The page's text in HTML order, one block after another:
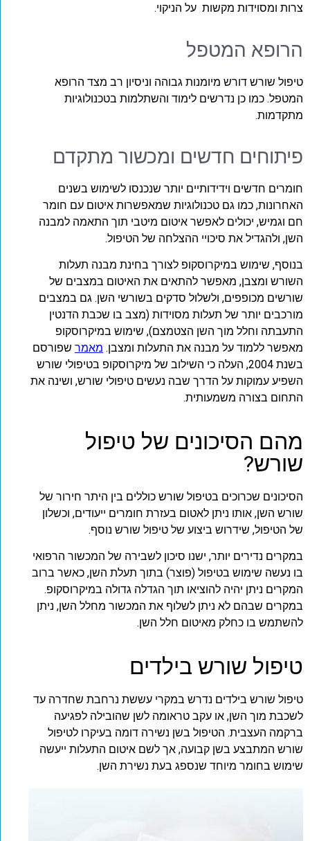
צרות ומסוידות מקשות על הניקוי.
הרופא המטפל
טיפול שורש דורש מיומנות גבוהה וניסיון רב מצד הרופא
המטפל. כמו כן נדרשים לימוד והשתלמות בטכנולוגיות
מתקדמות.
פיתוחים חדשים ומכשור מתקדם
חומרים חדשים וידידותיים יותר שנכנסו לשימוש בשנים
האחרונות, כמו גם טכנולוגיות שמאפשרות איטום עם חומר
חם וגמיש, יכולים לאפשר איטום מיטבי תוך התאמה למבנה
השן, ולהגדיל את סיכויי ההצלחה של הטיפול.
בנוסף, שימוש במיקרוסקופ לצורך בחינת מבנה תעלות
השורש ומצבן, מאפשר להתאים את האיטום במצבים של
שורשים מכופפים, ולשלול סדקים בשורשי השן. גם במצבים
מורכבים יותר של תעלות מסוידות (מצב בו שכבת הדנטין
התעבתה וחלל מוך השן הצטמצם), שימוש במיקרוסקופ
מאפשר ללמוד על מבנה את התעלות ומצבן. מאמר שפורסם
בשנת 2004, העלה כי השילוב של מיקרוסקופ בטיפולי שורש
השפיע עמוקות על הדרך שבה נעשים טיפולי שורש, ושינה את
התחום בצורה משמעותית.
מהם הסיכונים של טיפול
שורש?
הסיכונים שכרוכים בטיפול שורש כוללים בין היתר חירור של
שורש השן, אותו ניתן לאטום בעזרת חומרים ייעודים, וכשלון
של הטיפול, שידרוש ביצוע של טיפול שורש נוסף.
במקרים נדירים יותר, ישנו סיכון לשבירה של המכשור הרפואי
בו נעשה שימוש בטיפול (פוצר) בתוך תעלת השן, כאשר ברוב
המקרים ניתן יהיה להוציאו תוך הגדלה גדולה במיקרוסקופ.
במקרים שבהם לא ניתן לשלוף את המכשור מחלל השן, ניתן
להשתמש בו כחלק מאיטום חלל השן.
טיפול שורש בילדים
טיפול שורש בילדים נדרש במקרי עששת נרחבת שחדרה עד
לשכבת מוך השן, או עקב טראומה לשן שהובילה לפגיעה
ברקמה העצבית. הטיפול בשן נשירה דומה בעיקרו לטיפול
שורש המתבצע בשן קבועה, אך לשם איטום התעלות ייעשה
שימוש בחומר מיוחד שנספג בעת נשירת השן.